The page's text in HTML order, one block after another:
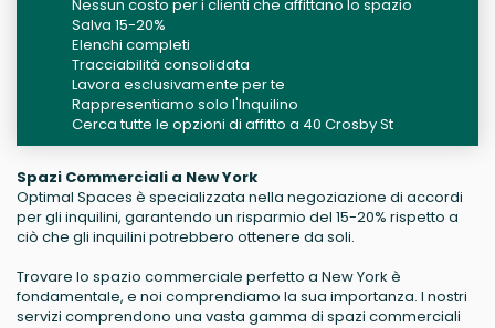
Nessun costo per i clienti che affittano lo spazio
Salva 15-20%
Elenchi completi
Tracciabilità consolidata
Lavora esclusivamente per te
Rappresentiamo solo l'Inquilino
Cerca tutte le opzioni di affitto a 40 Crosby St
Spazi Commerciali a New York
Optimal Spaces è specializzata nella negoziazione di accordi
per gli inquilini, garantendo un risparmio del 15-20% rispetto a
ciò che gli inquilini potrebbero ottenere da soli.
Trovare lo spazio commerciale perfetto a New York è
fondamentale, e noi comprendiamo la sua importanza. I nostri
servizi comprendono una vasta gamma di spazi commerciali